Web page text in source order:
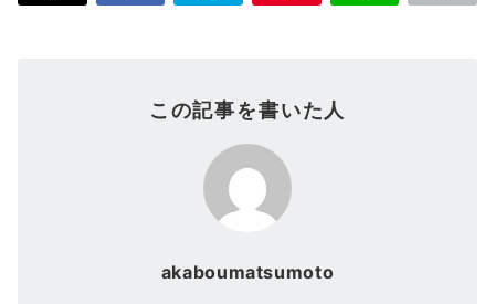
この記事を書いた人
akaboumatsumoto